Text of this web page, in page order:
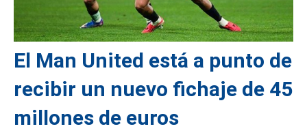
El Man United está a punto de
recibir un nuevo fichaje de 45
millones de euros